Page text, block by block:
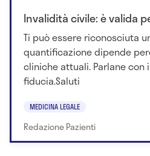
Invalidità civile: è valida
Ti può essere riconosciuta
quantificazione dipende
cliniche attuali. Parlane con
fiducia.Saluti
MEDICINA LEGALE
Redazione Pazienti